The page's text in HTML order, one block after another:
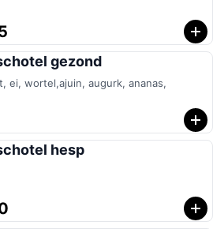
gezond
ei, wortel,ajuin, augurk, ananas,
hesp